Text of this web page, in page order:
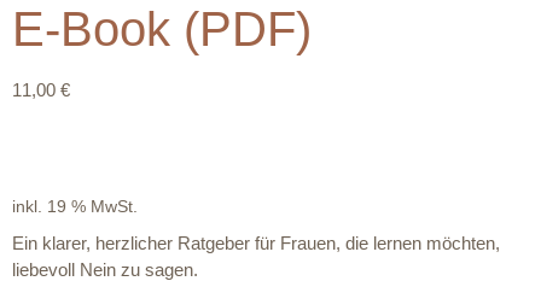
E-Book (PDF)
11,00 €
inkl. 19 % MwSt.
Ein klarer, herzlicher Ratgeber für Frauen, die lernen möchten,
liebevoll Nein zu sagen.